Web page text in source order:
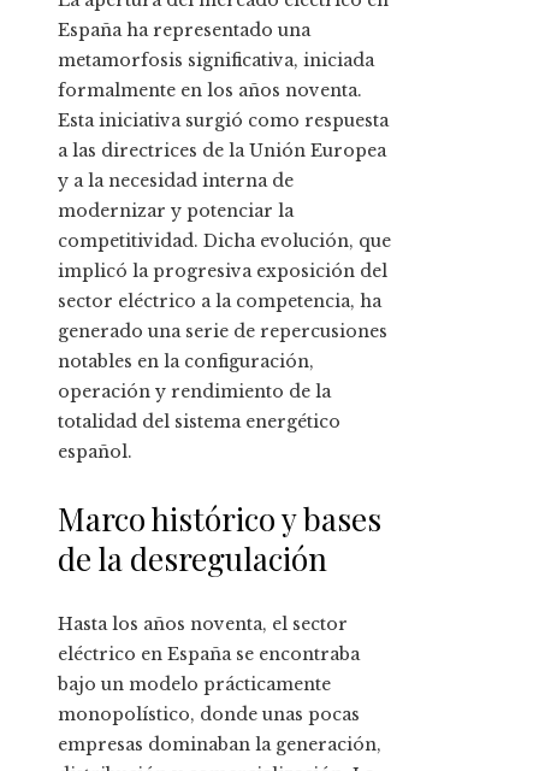
España ha representado una
metamorfosis significativa, iniciada
formalmente en los años noventa.
Esta iniciativa surgió como respuesta
a las directrices de la Unión Europea
y a la necesidad interna de
modernizar y potenciar la
competitividad. Dicha evolución, que
implicó la progresiva exposición del
sector eléctrico a la competencia, ha
generado una serie de repercusiones
notables en la configuración,
operación y rendimiento de la
totalidad del sistema energético
español.
Marco histórico y bases
de la desregulación
Hasta los años noventa, el sector
eléctrico en España se encontraba
bajo un modelo prácticamente
monopolístico, donde unas pocas
empresas dominaban la generación,